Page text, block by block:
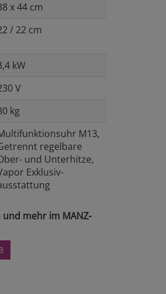
x 44 cm
/ 22 cm
kW
V
kg
M13,
regelbare
und Unterhitze,
Exklusiv-
und mehr im MANZ-